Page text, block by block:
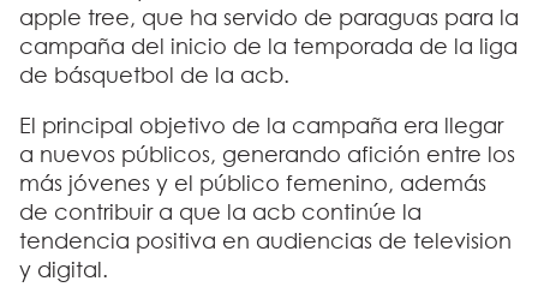
apple tree, que ha servido de paraguas para la
campaña del inicio de la temporada de la liga
de básquetbol de la acb.
El principal objetivo de la campaña era llegar
a nuevos públicos, generando afición entre los
más jóvenes y el público femenino, además
de contribuir a que la acb continúe la
tendencia positiva en audiencias de television
y digital.